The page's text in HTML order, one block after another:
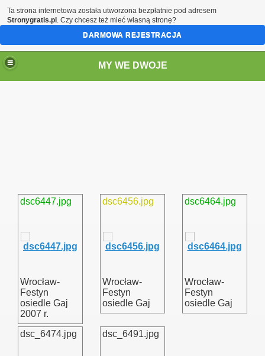
MY WE DWOJE
dsc6447.jpg
Wrocław-
Festyn
osiedle Gaj
2007 r.
dsc6456.jpg
Wrocław-
Festyn
osiedle Gaj
dsc6464.jpg
Wrocław-
Festyn
osiedle Gaj
dsc_6474.jpg dsc_6491.jpg
Ta strona internetowa została utworzona bezpłatnie pod adresem
Stronygratis.pl . Czy chcesz też mieć własną stronę?
DARMOWA REJESTRACJA